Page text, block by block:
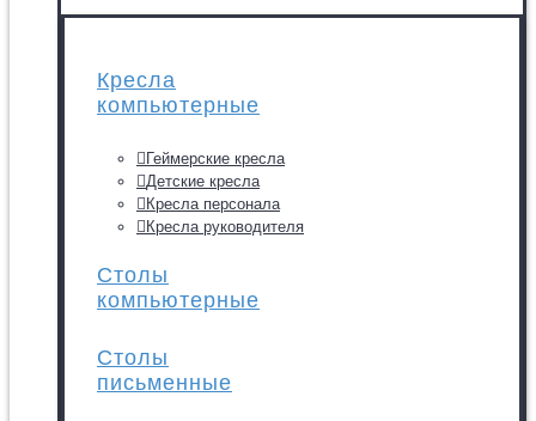
Кресла
компьютерные
Геймерские кресла
Детские кресла
Кресла персонала
Кресла руководителя
Столы
компьютерные
Столы
письменные